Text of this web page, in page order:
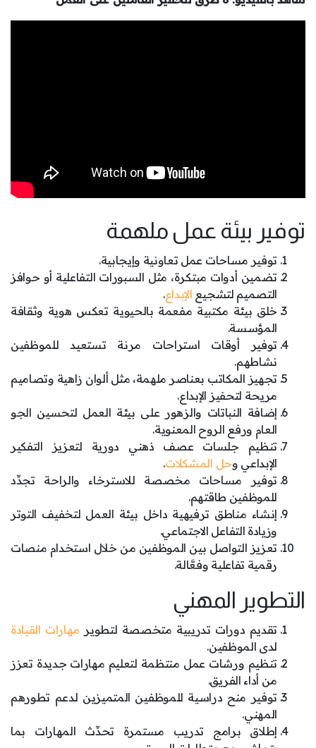
توفير بيئة عمل ملهمة
توفير مساحات عمل تعاونية وإيجابية.
تضمين أدوات مبتكرة، مثل السبورات التفاعلية أو حوافز
التصميم لتشجيع الإبداع.
خلق بيئة مكتبية مفعمة بالحيوية تعكس هوية وثقافة
المؤسسة.
توفير أوقات استراحات مرنة تستعيد للموظفين
نشاطهم.
تجهيز المكاتب بعناصر ملهمة، مثل ألوان زاهية وتصاميم
مريحة لتحفيز الإبداع.
إضافة النباتات والزهور على بيئة العمل لتحسين الجو
العام ورفع الروح المعنوية.
تنظيم جلسات عصف ذهني دورية لتعزيز التفكير
الإبداعي وحل المشكلات.
توفير مساحات مخصصة للاسترخاء والراحة تجدِّد
للموظفين طاقتهم.
إنشاء مناطق ترفيهية داخل بيئة العمل لتخفيف التوتر
وزيادة التفاعل الاجتماعي.
تعزيز التواصل بين الموظفين من خلال استخدام منصات
رقمية تفاعلية وفعَّالة.
التطوير المهني
تقديم دورات تدريبية متخصصة لتطوير مهارات القيادة
لدى الموظفين.
تنظيم ورشات عمل منتظمة لتعليم مهارات جديدة تعزز
من أداء الفريق.
توفير منح دراسية للموظفين المتميزين لدعم تطورهم
المهني.
إطلاق برامج تدريب مستمرة تحدِّث المهارات بما